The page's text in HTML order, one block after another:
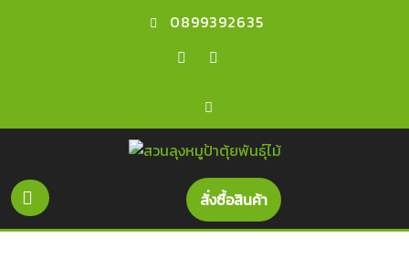
0899392635
Facebook
Open
Button
สั่งซื้อสินค้าGet
A